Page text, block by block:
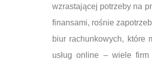
wzrastającej potrzeby na
finansami, rośnie
biur rachunkowych, które
usług online – wiele